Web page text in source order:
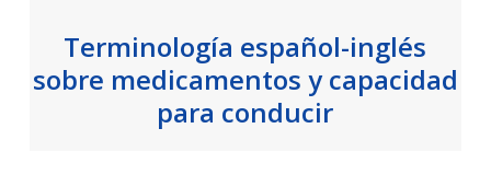
Terminología español-inglés
sobre medicamentos y capacidad
para conducir